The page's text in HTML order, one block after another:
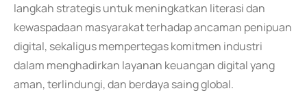
langkah strategis untuk meningkatkan literasi dan
kewaspadaan masyarakat terhadap ancaman penipuan
digital, sekaligus mempertegas komitmen industri
dalam menghadirkan layanan keuangan digital yang
aman, terlindungi, dan berdaya saing global.